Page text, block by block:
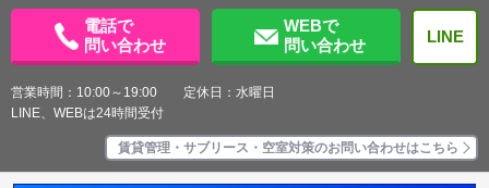
電話で
問い合わせ
WEBで
問い合わせ
LINE
営業時間：10:00～19:00 定休日：水曜日
LINE、WEBは24時間受付
賃貸管理・サブリース・空室対策のお問い合わせはこちら